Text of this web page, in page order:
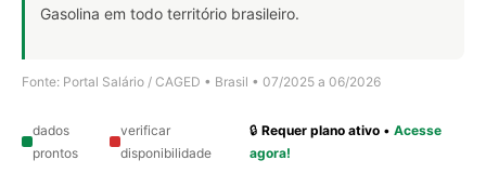
Gasolina em todo território brasileiro.
Fonte: Portal Salário / CAGED • Brasil • 07/2025 a 06/2026
dados
prontos
verificar
disponibilidade
🔒Requer plano ativo •Acesse
agora!